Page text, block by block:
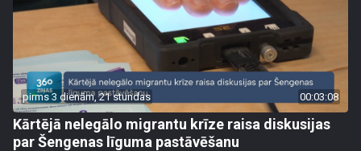
pirms 3 dienām, 21 stundas 00:03:08
Kārtējā nelegālo migrantu krīze raisa diskusijas
par Šengenas līguma pastāvēšanu